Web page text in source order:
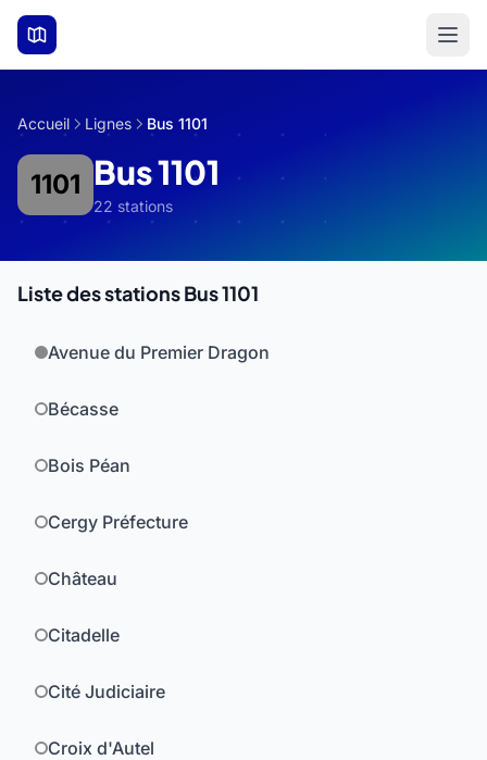
Aller au contenu principal
Accueil Lignes Bus 1101
1101 Bus 1101
22 stations
Liste des stations Bus 1101
Avenue du Premier Dragon
Bécasse
Bois Péan
Cergy Préfecture
Château
Citadelle
Cité Judiciaire
Croix d'Autel